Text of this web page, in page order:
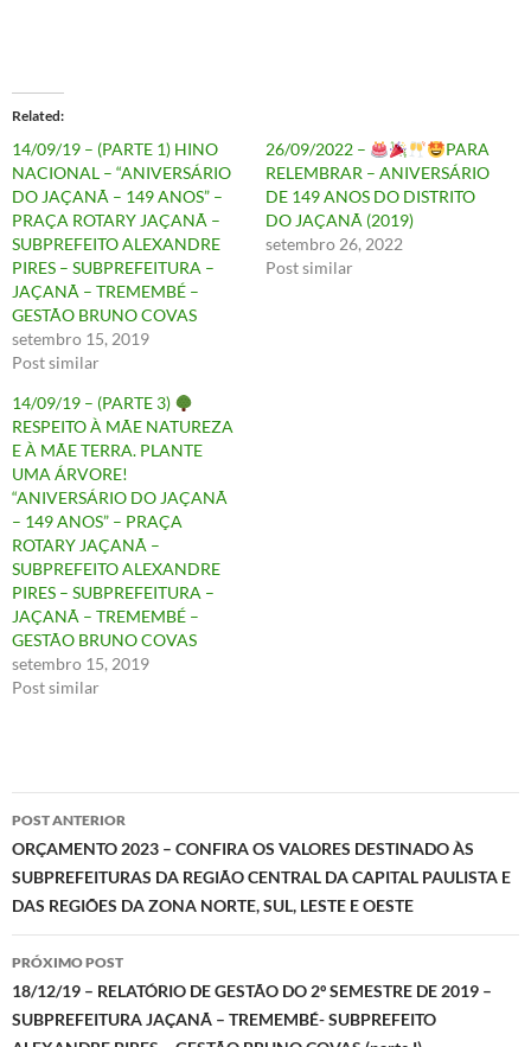
Related
14/09/19 – (PARTE 1) HINO
NACIONAL – “ANIVERSÁRIO
DO JAÇANÃ – 149 ANOS” –
PRAÇA ROTARY JAÇANÃ –
SUBPREFEITO ALEXANDRE
PIRES – SUBPREFEITURA –
JAÇANÃ – TREMEMBÉ –
GESTÃO BRUNO COVAS
setembro 15, 2019
Post similar
26/09/2022 –
PARA
RELEMBRAR – ANIVERSÁRIO
DE 149 ANOS DO DISTRITO
DO JAÇANÃ (2019)
setembro 26, 2022
Post similar
14/09/19 – (PARTE 3)
RESPEITO À MÃE NATUREZA
E À MÃE TERRA. PLANTE
UMA ÁRVORE!
“ANIVERSÁRIO DO JAÇANÃ
– 149 ANOS” – PRAÇA
ROTARY JAÇANÃ –
SUBPREFEITO ALEXANDRE
PIRES – SUBPREFEITURA –
JAÇANÃ – TREMEMBÉ –
GESTÃO BRUNO COVAS
setembro 15, 2019
Post similar
Navegação
de
posts
POST ANTERIOR
ORÇAMENTO 2023 – CONFIRA OS VALORES DESTINADO ÀS
SUBPREFEITURAS DA REGIÃO CENTRAL DA CAPITAL PAULISTA E
DAS REGIÕES DA ZONA NORTE, SUL, LESTE E OESTE
PRÓXIMO POST
18/12/19 – RELATÓRIO DE GESTÃO DO 2º SEMESTRE DE 2019 –
SUBPREFEITURA JAÇANÃ – TREMEMBÉ- SUBPREFEITO